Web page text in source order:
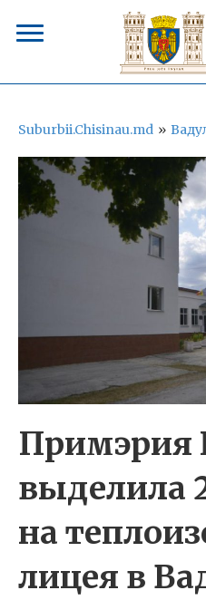
Suburbii.Chisinau.md »
Примэрия
выделила
на
лицея в